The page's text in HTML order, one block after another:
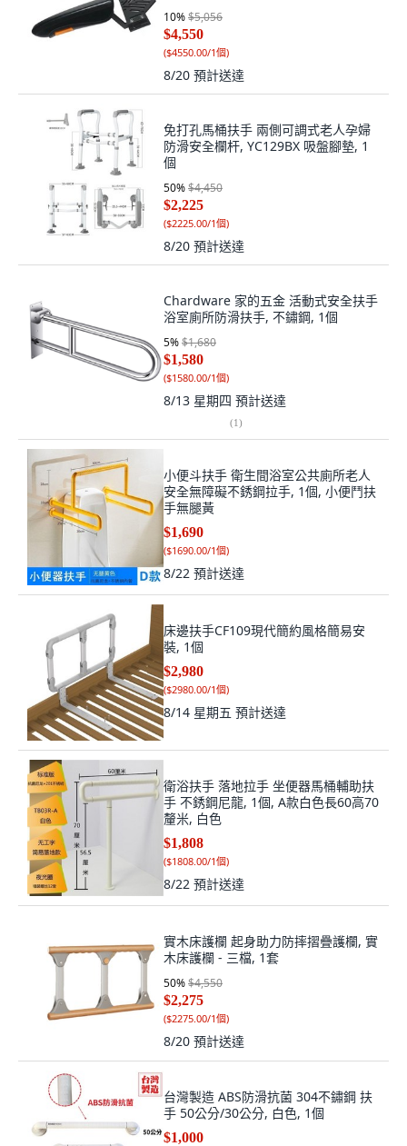
10%$5,056
$4,550
($4550.00/1個)
8/20 預計送達
免打孔馬桶扶手 兩側可調式老人孕婦
防滑安全欄杆, YC129BX 吸盤腳墊, 1
個
50%$4,450
$2,225
($2225.00/1個)
8/20 預計送達
Chardware 家的五金 活動式安全扶手
浴室廁所防滑扶手, 不鏽鋼, 1個
5%$1,680
$1,580
($1580.00/1個)
8/13 星期四 預計送達
(1)
小便斗扶手 衛生間浴室公共廁所老人
安全無障礙不銹鋼拉手, 1個, 小便鬥扶
手無腿黃
$1,690
($1690.00/1個)
8/22 預計送達
床邊扶手CF109現代簡約風格簡易安
裝, 1個
$2,980
($2980.00/1個)
8/14 星期五 預計送達
衛浴扶手 落地拉手 坐便器馬桶輔助扶
手 不銹鋼尼龍, 1個, A款白色長60高70
釐米, 白色
$1,808
($1808.00/1個)
8/22 預計送達
實木床護欄 起身助力防摔摺疊護欄, 實
木床護欄 - 三檔, 1套
50%$4,550
$2,275
($2275.00/1個)
8/20 預計送達
台灣製造 ABS防滑抗菌 304不鏽鋼 扶
手 50公分/30公分, 白色, 1個
$1,000